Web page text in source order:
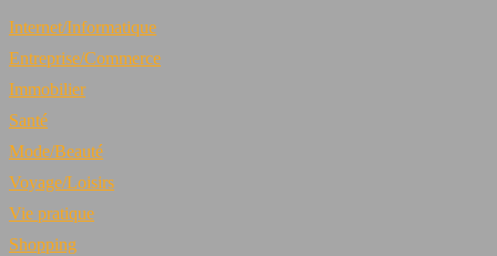
Internet/Informatique
Entreprise/Commerce
Immobilier
Santé
Mode/Beauté
Voyage/Loisirs
Vie pratique
Shopping